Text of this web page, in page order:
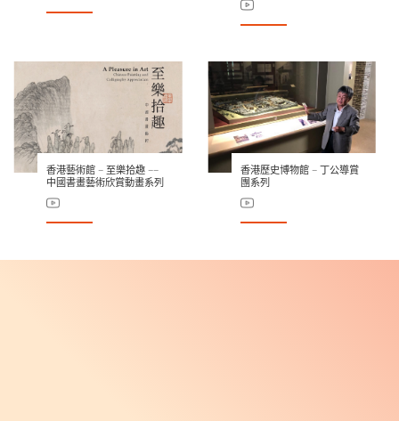
香港藝術館 – 至樂拾趣 ––
中國書畫藝術欣賞動畫系列
香港歷史博物館 – 丁公導賞
團系列